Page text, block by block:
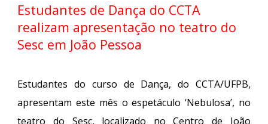
Estudantes de Dança do CCTA
realizam apresentação no teatro do
Sesc em João Pessoa
Estudantes do curso de Dança, do CCTA/UFPB,
apresentam este mês o espetáculo ‘Nebulosa’, no
teatro do Sesc, localizado no Centro de João